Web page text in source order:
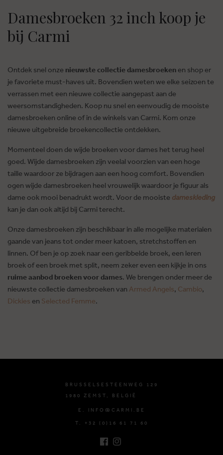
Damesbroeken 32 inch koop je
bij Carmi
Ontdek snel onze nieuwste collectie damesbroeken en shop er
je favoriete must-haves uit. Bovendien weten we elke seizoen te
verrassen met een nieuwe collectie aangepast aan de
weersomstandigheden. Koop nu snel en eenvoudig de mooiste
damesbroeken online of in de winkels van Carmi. Kom onze
nieuwe uitgebreide broekencollectie ontdekken.
Momenteel doen de wijde broeken voor dames het terug heel
goed. Wijde damesbroeken zijn veelal voorzien van een hoge
taille waardoor ze bijdragen aan een hoog comfort. Bovendien
ogen wijde damesbroeken heel vrouwelijk waardoor je figuur als
dame ook mooi benadrukt wordt. Voor de mooiste dameskleding
kan je dan ook altijd bij Carmi terecht.
Onze damesbroeken zijn beschikbaar in alle mogelijke materialen
gaande van jeans tot onder meer katoen, stretchstoffen en
linnen. Of ben je op zoek naar een geribbelde broek, een leren
broek of een broek met split, neem zeker even een kijkje in ons
ruime aanbod broeken voor dames. We brengen onder meer de
nieuwste collectie damesbroeken van Armed Angels, Cambio,
Dickies en Selected Femme.
BRUSSELSESTEENWEG 129
1980 ZEMST, BELGIË
E. INFO@CARMI.BE
T. +32 (0)16 61 71 60